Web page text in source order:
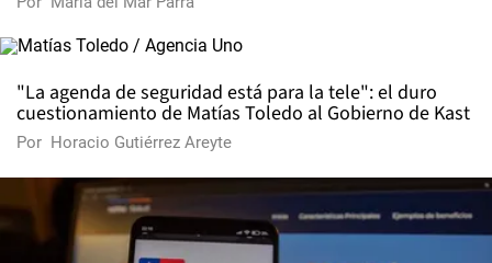
"La agenda de seguridad está para la tele": el duro
cuestionamiento de Matías Toledo al Gobierno de Kast
Por Horacio Gutiérrez Areyte